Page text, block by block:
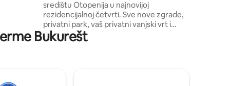
središtu Otopenija u najnovijoj
rezidencijalnoj četvrti. Sve nove zgrade,
privatni park, vaš privatni vanjski vrt i
mnoge druge. Smještaj je najsuvremeniji
studio. Dizajner je izrađen od
Bukurešt